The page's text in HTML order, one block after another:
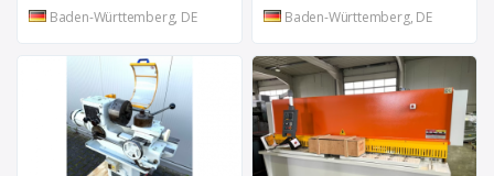
Baden-Württemberg, DE Baden-Württemberg, DE